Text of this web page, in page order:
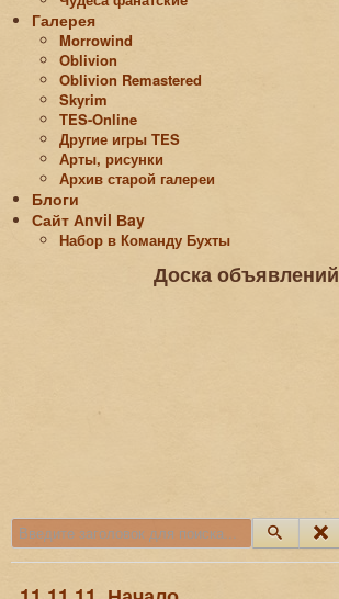
Галерея
Morrowind
Oblivion
Oblivion Remastered
Skyrim
TES-Online
Другие игры TES
Арты, рисунки
Архив старой галереи
Блоги
Сайт Аnvil Вay
Набор в Команду Бухты
Доска объявлений
Введите заголовок для поиска...